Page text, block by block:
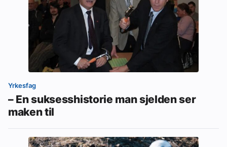
Yrkesfag
– En suksesshistorie man sjelden ser
maken til